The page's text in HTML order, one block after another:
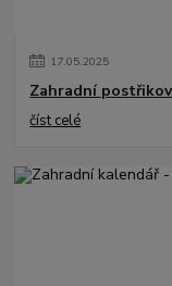
17.05.2025
Zahradní
číst celé